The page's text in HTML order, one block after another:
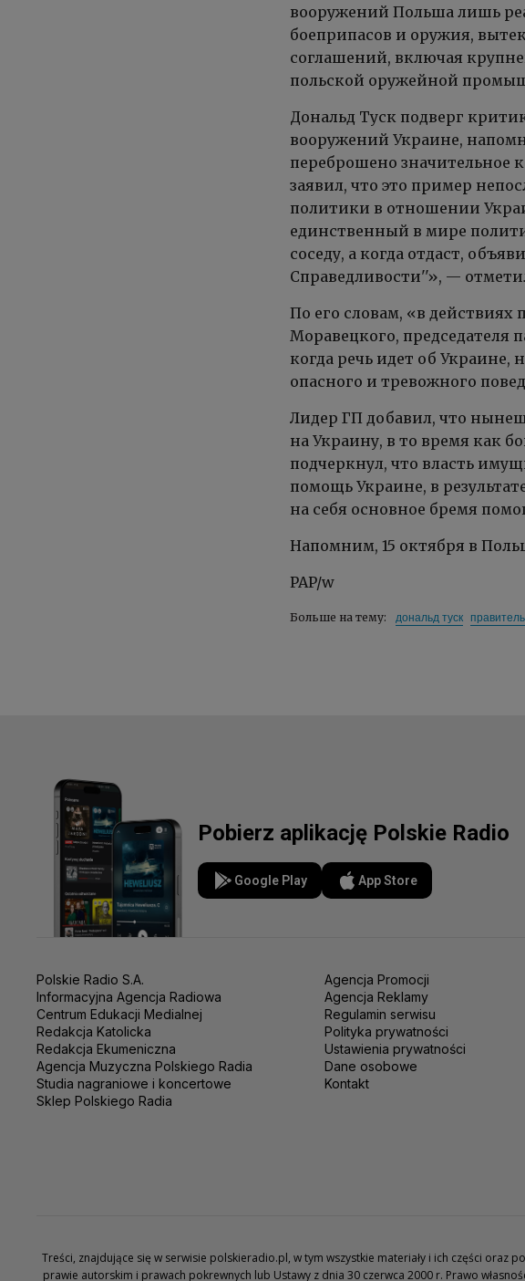
вооружений Польша лишь
боеприпасов и оружия,
соглашений, включая
польской оружейной
Дональд Туск подверг
вооружений Украине,
переброшено значительное
заявил, что это пример
политики в отношении
единственный в мире
соседу, а когда отдаст,
Справедливости''», —
По его словам, «в
Моравецкого,
когда речь идет об Украине,
опасного и тревожного
Лидер ГП добавил, что
на Украину, в то время как
подчеркнул, что власть
помощь Украине, в
на себя основное бремя
Напомним, 15 октября в
PAP/w
Больше на тему: дональд туск
Pobierz aplikację Polskie Radio
Google Play App Store
Polskie Radio S.A.
Informacyjna Agencja Radiowa
Centrum Edukacji Medialnej
Redakcja Katolicka
Redakcja Ekumeniczna
Agencja Muzyczna Polskiego Radia
Studia nagraniowe i koncertowe
Sklep Polskiego Radia
Agencja Promocji
Agencja Reklamy
Regulamin serwisu
Polityka prywatności
Ustawienia prywatności
Dane osobowe
Kontakt
Treści, znajdujące się w serwisie polskieradio.pl, w tym wszystkie materiały i ich części
prawie autorskim i prawach pokrewnych lub Ustawy z dnia 30 czerwca 2000 r. Prawo